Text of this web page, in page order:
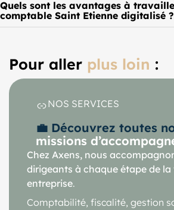
Quels sont les avantages à
comptable Saint Etienne digitalisé ?
Pour aller plus loin :
NOS SERVICES
💼 Découvrez toutes
missions
Chez Axens, nous
dirigeants à chaque étape de la
entreprise.
Comptabilité, fiscalité, gestion